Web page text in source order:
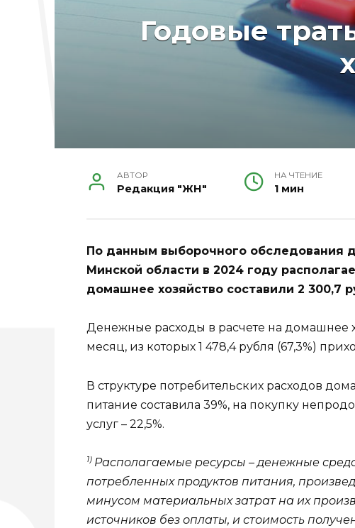
Годовые
АВТОР
Редакция "ЖН"
НА ЧТЕНИЕ
1 мин
По данным выборочного обследования
Минской области в 2024 году
домашнее хозяйство составили 2 300,7
Денежные расходы в расчете на домашнее
месяц, из которых 1 478,4 рубля (67,3%)
В структуре потребительских расходов
питание составила 39%, на покупку
услуг – 22,5%.
1) Располагаемые ресурсы – денежные
потребленных продуктов питания,
минусом материальных затрат на их
источников без оплаты, и стоимость